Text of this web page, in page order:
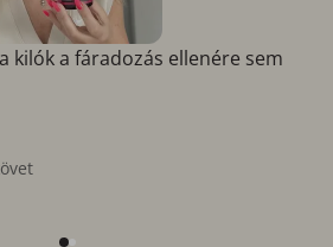
kilók a fáradozás ellenére sem